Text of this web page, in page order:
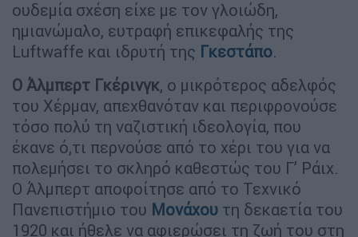
ουδεμία σχέση είχε με τον γλοιώδη,
ημιανώμαλο, ευτραφή επικεφαλής της
Luftwaffe και ιδρυτή της Γκεστάπο.
Ο Άλμπερτ Γκέρινγκ, ο μικρότερος αδελφός
του Χέρμαν, απεχθανόταν και περιφρονούσε
τόσο πολύ τη ναζιστική ιδεολογία, που
έκανε ό,τι περνούσε από το χέρι του για να
πολεμήσει το σκληρό καθεστώς του Γ’ Ράιχ.
Ο Άλμπερτ αποφοίτησε από το Τεχνικό
Πανεπιστήμιο του Μονάχου τη δεκαετία του
1920 και ήθελε να αφιερώσει τη ζωή του στη